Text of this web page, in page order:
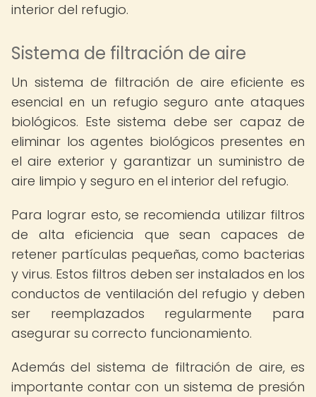
interior del refugio.
Sistema de filtración de aire
Un sistema de filtración de aire eficiente es
esencial en un refugio seguro ante ataques
biológicos. Este sistema debe ser capaz de
eliminar los agentes biológicos presentes en
el aire exterior y garantizar un suministro de
aire limpio y seguro en el interior del refugio.
Para lograr esto, se recomienda utilizar filtros
de alta eficiencia que sean capaces de
retener partículas pequeñas, como bacterias
y virus. Estos filtros deben ser instalados en los
conductos de ventilación del refugio y deben
ser reemplazados regularmente para
asegurar su correcto funcionamiento.
Además del sistema de filtración de aire, es
importante contar con un sistema de presión